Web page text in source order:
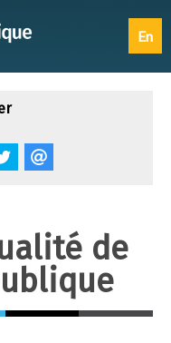
En
Tweet
de